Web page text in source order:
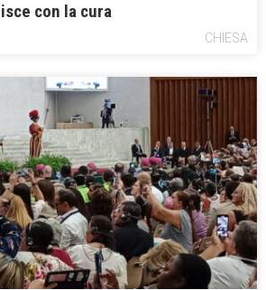
con la cura
CHIESA